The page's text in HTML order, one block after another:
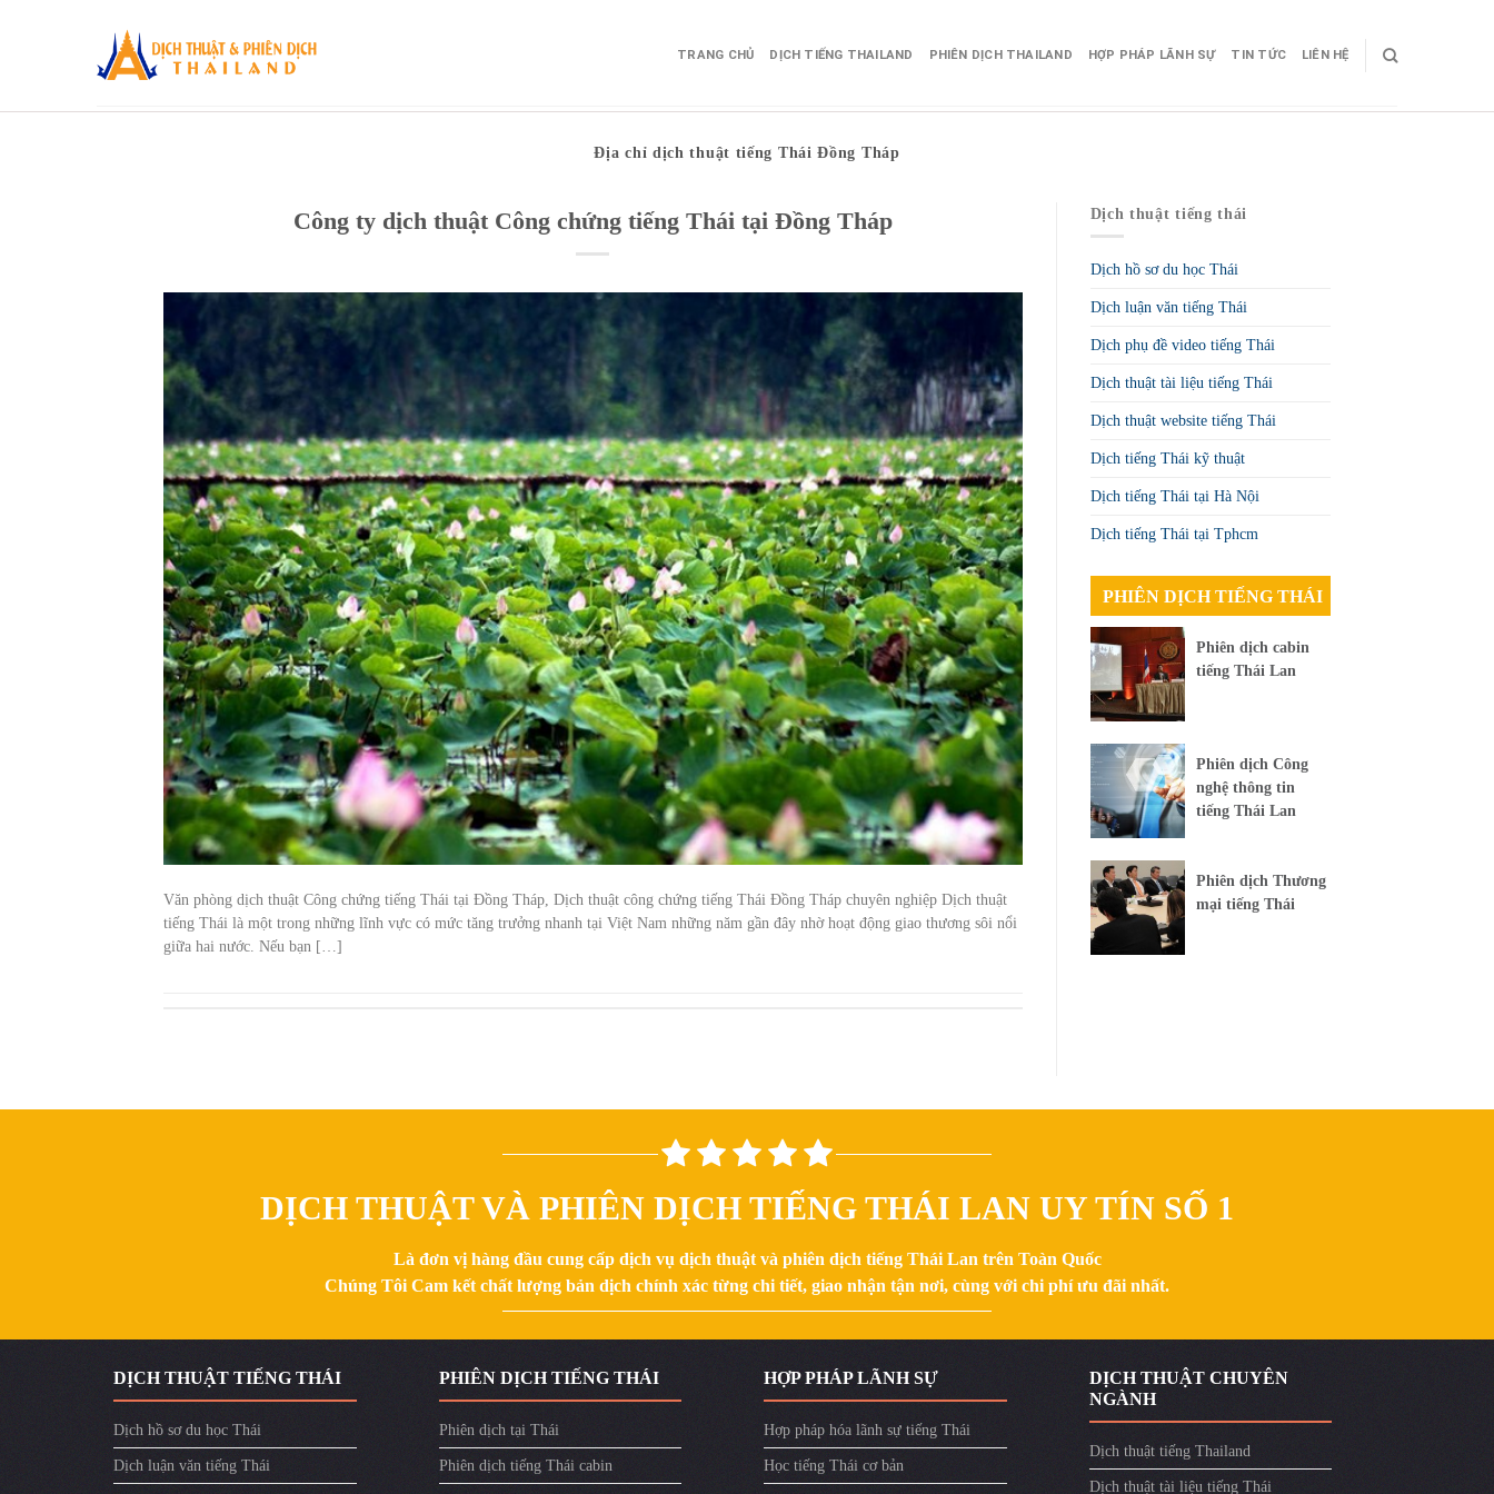
TRANG CHỦ DỊCH TIẾNG THAILAND PHIÊN DỊCH THAILAND HỢP PHÁP LÃNH SỰ TIN TỨC LIÊN HỆ
Địa chỉ dịch thuật tiếng Thái Đồng Tháp
Công ty dịch thuật Công chứng tiếng Thái tại Đồng Tháp
Văn phòng dịch thuật Công chứng tiếng Thái tại Đồng Tháp, Dịch thuật công chứng tiếng Thái Đồng Tháp chuyên nghiệp Dịch thuật
tiếng Thái là một trong những lĩnh vực có mức tăng trưởng nhanh tại Việt Nam những năm gần đây nhờ hoạt động giao thương sôi nổi
giữa hai nước. Nếu bạn […]
Dịch thuật tiếng thái
Dịch hồ sơ du học Thái
Dịch luận văn tiếng Thái
Dịch phụ đề video tiếng Thái
Dịch thuật tài liệu tiếng Thái
Dịch thuật website tiếng Thái
Dịch tiếng Thái kỹ thuật
Dịch tiếng Thái tại Hà Nội
Dịch tiếng Thái tại Tphcm
PHIÊN DỊCH TIẾNG THÁI
Phiên dịch cabin
tiếng Thái Lan
Phiên dịch Công
nghệ thông tin
tiếng Thái Lan
Phiên dịch Thương
mại tiếng Thái
DỊCH THUẬT VÀ PHIÊN DỊCH TIẾNG THÁI LAN UY TÍN SỐ 1
Là đơn vị hàng đầu cung cấp dịch vụ dịch thuật và phiên dịch tiếng Thái Lan trên Toàn Quốc
Chúng Tôi Cam kết chất lượng bản dịch chính xác từng chi tiết, giao nhận tận nơi, cùng với chi phí ưu đãi nhất.
DỊCH THUẬT TIẾNG THÁI
Dịch hồ sơ du học Thái
Dịch luận văn tiếng Thái
PHIÊN DỊCH TIẾNG THÁI
Phiên dịch tại Thái
Phiên dịch tiếng Thái cabin
HỢP PHÁP LÃNH SỰ
Hợp pháp hóa lãnh sự tiếng Thái
Học tiếng Thái cơ bản
DỊCH THUẬT CHUYÊN
NGÀNH
Dịch thuật tiếng Thailand
Dịch thuật tài liệu tiếng Thái